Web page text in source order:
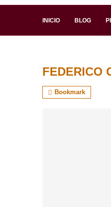
INICIO BLOG
FEDERICO
Bookmark